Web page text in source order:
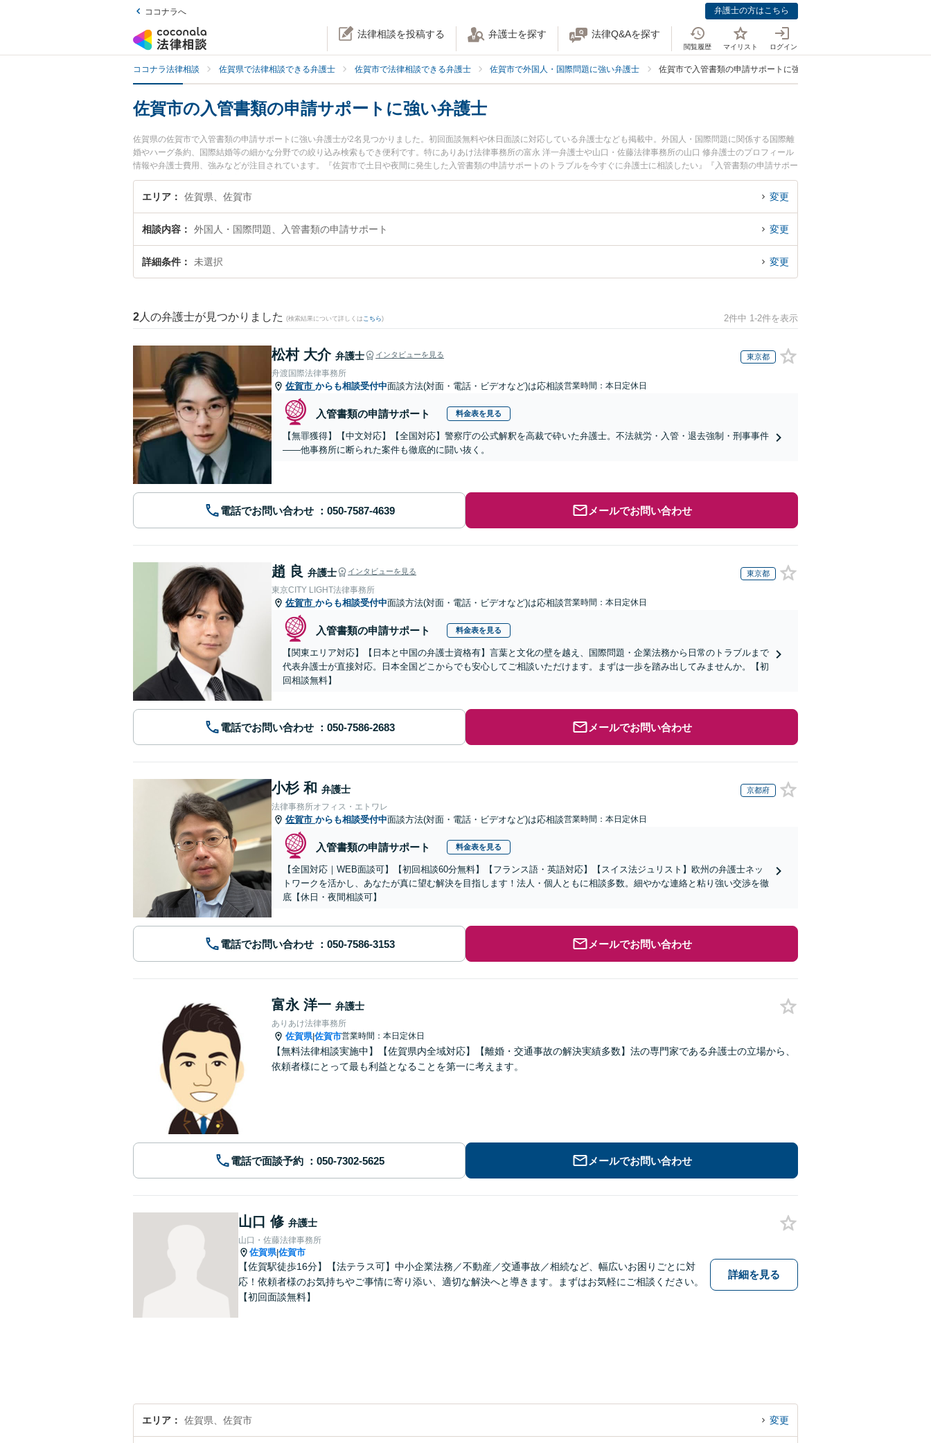
ココナラへ 弁護士の方はこちら
法律相談を投稿する 弁護士を探す 法律Q&Aを探す
閲覧履歴 マイリスト ログイン
ココナラ法律相談 佐賀県で法律相談できる弁護士 佐賀市で法律相談できる弁護士 佐賀市で外国人・国際問題に強い弁護士 佐賀市で入管書類の申請サポートに強い弁護士
佐賀市の入管書類の申請サポートに強い弁護士
佐賀県の佐賀市で入管書類の申請サポートに強い弁護士が2名見つかりました。初回面談無料や休日面談に対応している弁護士なども掲載中。外国人・国際問題に関係する国際離
婚やハーグ条約、国際結婚等の細かな分野での絞り込み検索もでき便利です。特にありあけ法律事務所の富永 洋一弁護士や山口・佐藤法律事務所の山口 修弁護士のプロフィール
情報や弁護士費用、強みなどが注目されています。『佐賀市で土日や夜間に発生した入管書類の申請サポートのトラブルを今すぐに弁護士に相談したい』『入管書類の申請サポー
トのトラブル解決の実績豊富な近くの弁護士を検索したい』『初回相談無料で入管書類の申請サポートを法律相談できる佐賀市内の弁護士に相談予約したい』などでお困りの相談
者さんにおすすめです。
エリア 佐賀県、佐賀市 変更
相談内容 外国人・国際問題、入管書類の申請サポート 変更
詳細条件 未選択 変更
2 人の弁護士が見つかりました (検索結果について詳しくは こちら) 2件中 1-2件を表示
松村 大介 弁護士 インタビューを見る 東京都
舟渡国際法律事務所
佐賀市 からも相談受付中面談方法(対面・電話・ビデオなど)は応相談営業時間：本日定休日
入管書類の申請サポート 料金表を見る
【無罪獲得】【中文対応】【全国対応】警察庁の公式解釈を高裁で砕いた弁護士。不法就労・入管・退去強制・刑事事件
——他事務所に断られた案件も徹底的に闘い抜く。
電話でお問い合わせ メールでお問い合わせ
趙 良 弁護士 インタビューを見る 東京都
東京CITY LIGHT法律事務所
佐賀市 からも相談受付中面談方法(対面・電話・ビデオなど)は応相談営業時間：本日定休日
入管書類の申請サポート 料金表を見る
【関東エリア対応】【日本と中国の弁護士資格有】言葉と文化の壁を越え、国際問題・企業法務から日常のトラブルまで
代表弁護士が直接対応。日本全国どこからでも安心してご相談いただけます。まずは一歩を踏み出してみませんか。【初
回相談無料】
電話でお問い合わせ メールでお問い合わせ
小杉 和 弁護士 京都府
法律事務所オフィス・エトワレ
佐賀市 からも相談受付中面談方法(対面・電話・ビデオなど)は応相談営業時間：本日定休日
入管書類の申請サポート 料金表を見る
【全国対応｜WEB面談可】【初回相談60分無料】【フランス語・英語対応】【スイス法ジュリスト】欧州の弁護士ネッ
トワークを活かし、あなたが真に望む解決を目指します！法人・個人ともに相談多数。細やかな連絡と粘り強い交渉を徹
底【休日・夜間相談可】
電話でお問い合わせ メールでお問い合わせ
富永 洋一 弁護士
ありあけ法律事務所
佐賀県|佐賀市営業時間：本日定休日
【無料法律相談実施中】【佐賀県内全域対応】【離婚・交通事故の解決実績多数】法の専門家である弁護士の立場から、
依頼者様にとって最も利益となることを第一に考えます。
電話で面談予約 メールでお問い合わせ
山口 修 弁護士
山口・佐藤法律事務所
佐賀県|佐賀市
【佐賀駅徒歩16分】【法テラス可】中小企業法務／不動産／交通事故／相続など、幅広いお困りごとに対
応！依頼者様のお気持ちやご事情に寄り添い、適切な解決へと導きます。まずはお気軽にご相談ください。
【初回面談無料】
詳細を見る
エリア 佐賀県、佐賀市 変更